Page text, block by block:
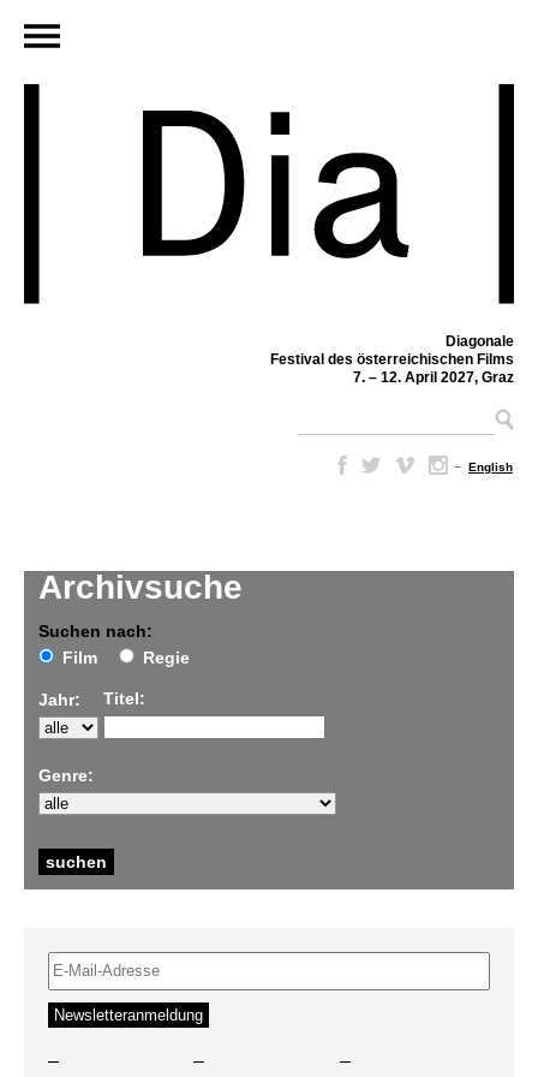
Diagonale
Festival des österreichischen Films
7. – 12. April 2027, Graz
– English
Archivsuche
Suchen nach:
Film
Regie
Jahr: Titel:
Genre:
– – –